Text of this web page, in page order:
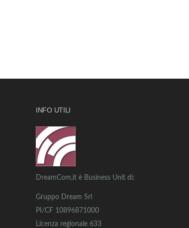
INFO UTILI
DreamCom,it è Business Unit di:
Gruppo Dream Srl
PI/CF 10896871000
Licenza regionale 633